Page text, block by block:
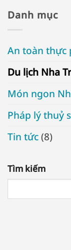
Danh mục
An toàn thực
Du lịch Nha
Món ngon
Pháp lý thuỷ
Tin tức(8)
Tìm kiếm